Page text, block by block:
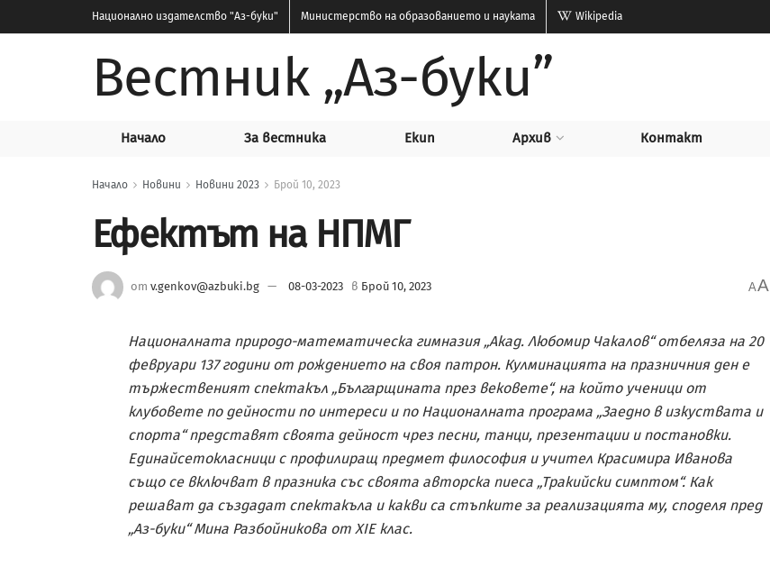
Национално издателство "Аз-буки" Министерство на образованието и науката Wikipedia
Вестник „Аз-буки”
Начало За вестника Екип Архив Контакт
Начало Новини Новини 2023 Брой 10, 2023
Ефектът на НПМГ
от v.genkov@azbuki.bg 08-03-2023 в Брой 10, 2023 AA
Националната природо-математическа гимназия „Акад. Любомир Чакалов“ отбеляза на 20
февруари 137 години от рождението на своя патрон. Кулминацията на празничния ден е
тържественият спектакъл „Българщината през вековете“, на който ученици от
клубовете по дейности по интереси и по Националната програма „Заедно в изкуствата и
спорта“ представят своята дейност чрез песни, танци, презентации и постановки.
Единайсетокласници с профилиращ предмет философия и учител Красимира Иванова
също се включват в празника със своята авторска пиеса „Тракийски симптом“. Как
решават да създадат спектакъла и какви са стъпките за реализацията му, споделя пред
„Аз-буки“ Мина Разбойникова от XIЕ клас.